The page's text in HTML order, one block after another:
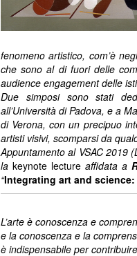
fenomeno artistico, com’è
che sono al di fuori delle
audience engagement delle
Due simposi sono stati
all’Università di Padova, e a
di Verona, con un precipuo
artisti visivi, scomparsi da
Appuntamento al VSAC 2019
la keynote lecture affidata a
“Integrating art and
L’arte è conoscenza e
e la conoscenza e la
è indispensabile per